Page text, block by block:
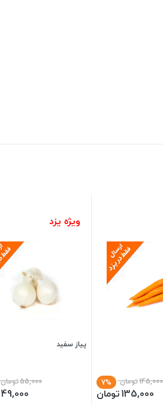
145,000تومان 7%
135,000تومان
ویژه یزد
پیاز سفید
55,000تومان
49,000